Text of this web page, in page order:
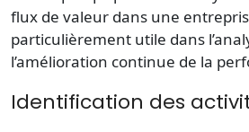
flux de valeur dans une
particulièrement utile dans
l’amélioration continue de la
Identification des